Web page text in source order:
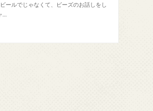
ールでじゃなくて、ビーズのお話しをし